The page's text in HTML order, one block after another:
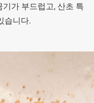
기가 부드럽고, 산초 특
습니다.